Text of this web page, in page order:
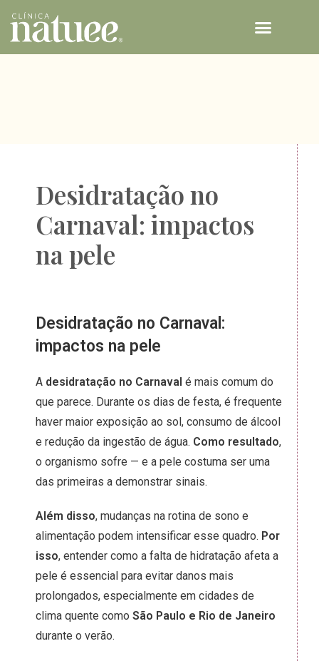
Desidratação no
Carnaval: impactos
na pele
Desidratação no Carnaval:
impactos na pele
A desidratação no Carnaval é mais comum do
que parece. Durante os dias de festa, é frequente
haver maior exposição ao sol, consumo de álcool
e redução da ingestão de água. Como resultado,
o organismo sofre — e a pele costuma ser uma
das primeiras a demonstrar sinais.
Além disso, mudanças na rotina de sono e
alimentação podem intensificar esse quadro. Por
isso, entender como a falta de hidratação afeta a
pele é essencial para evitar danos mais
prolongados, especialmente em cidades de
clima quente como São Paulo e Rio de Janeiro
durante o verão.